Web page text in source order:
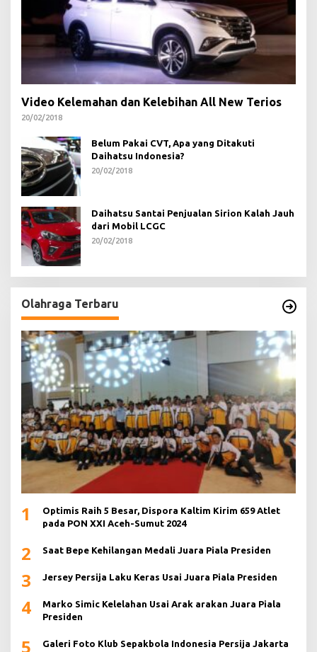
Video Kelemahan dan Kelebihan All New Terios
20/02/2018
Belum Pakai CVT, Apa yang Ditakuti
Daihatsu Indonesia?
20/02/2018
Daihatsu Santai Penjualan Sirion Kalah Jauh
dari Mobil LCGC
20/02/2018
Olahraga Terbaru
1
Optimis Raih 5 Besar, Dispora Kaltim Kirim 659 Atlet
pada PON XXI Aceh-Sumut 2024
2 Saat Bepe Kehilangan Medali Juara Piala Presiden
3 Jersey Persija Laku Keras Usai Juara Piala Presiden
4
Marko Simic Kelelahan Usai Arak arakan Juara Piala
Presiden
5 Galeri Foto Klub Sepakbola Indonesia Persija Jakarta